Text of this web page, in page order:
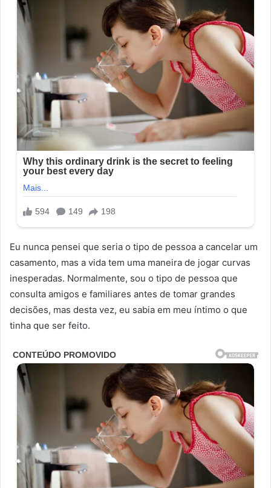
Eu nunca pensei que seria o tipo de pessoa a cancelar um
casamento, mas a vida tem uma maneira de jogar curvas
inesperadas. Normalmente, sou o tipo de pessoa que
consulta amigos e familiares antes de tomar grandes
decisões, mas desta vez, eu sabia em meu íntimo o que
tinha que ser feito.